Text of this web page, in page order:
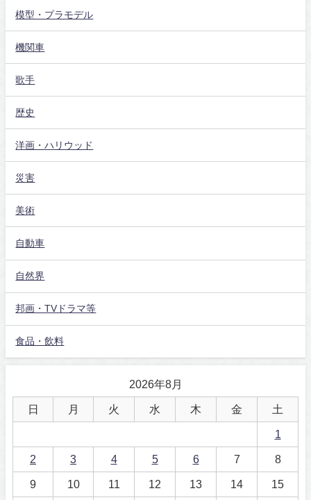
模型・プラモデル
機関車
歌手
歴史
洋画・ハリウッド
災害
美術
自動車
自然界
邦画・TVドラマ等
食品・飲料
2026年8月
日 月 火 水 木 金 土
1
2 3 4 5 6 7 8
9 10 11 12 13 14 15